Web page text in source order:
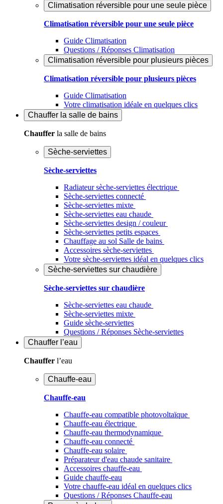
Climatisation réversible pour une seule pièce
Climatisation réversible pour une seule pièce
Guide Climatisation
Questions / Réponses Climatisation
Climatisation réversible pour plusieurs pièces
Climatisation réversible pour plusieurs pièces
Guide Climatisation
Votre climatisation idéale en quelques clics
Chauffer la salle de bains
Chauffer la salle de bains
Sèche-serviettes
Sèche-serviettes
Radiateur sèche-serviettes électrique
Sèche-serviettes connecté
Sèche-serviettes mixte
Sèche-serviettes eau chaude
Sèche-serviettes design / couleur
Sèche-serviettes petits espaces
Chauffage au sol Salle de bains
Accessoires sèche-serviettes
Votre sèche-serviettes idéal en quelques clics
Sèche-serviettes sur chaudière
Sèche-serviettes sur chaudière
Sèche-serviettes eau chaude
Sèche-serviettes mixte
Guide sèche-serviettes
Questions / Réponses Sèche-serviettes
Chauffer l’eau
Chauffer l’eau
Chauffe-eau
Chauffe-eau
Chauffe-eau compatible photovoltaïque
Chauffe-eau électrique
Chauffe-eau thermodynamique
Chauffe-eau connecté
Chauffe-eau solaire
Préparateur d'eau chaude sanitaire
Accessoires chauffe-eau
Guide chauffe-eau
Votre chauffe-eau idéal en quelques clics
Questions / Réponses Chauffe-eau